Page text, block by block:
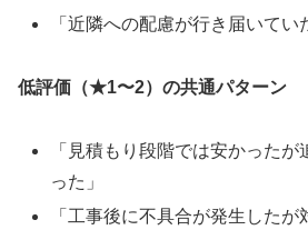
「近隣への配慮が行き届いてい
低評価（★1〜2）の共通パターン
「見積もり段階では安かった
った」
「工事後に不具合が発生したが